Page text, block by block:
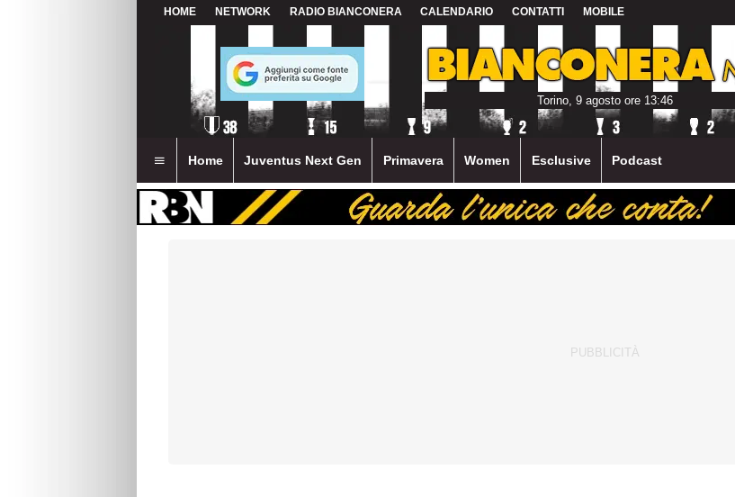
HOME NETWORK RADIO BIANCONERA CALENDARIO CONTATTI MOBILE
Torino, 9 agosto ore 13:46
Home Juventus Next Gen Primavera Women Esclusive Podcast